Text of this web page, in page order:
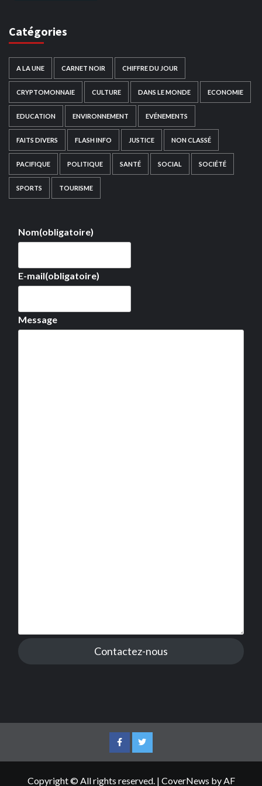
Catégories
A LA UNE CARNET NOIR CHIFFRE DU JOUR
CRYPTOMONNAIE CULTURE DANS LE MONDE ECONOMIE
EDUCATION ENVIRONNEMENT EVÉNEMENTS
FAITS DIVERS FLASH INFO JUSTICE NON CLASSÉ
PACIFIQUE POLITIQUE SANTÉ SOCIAL SOCIÉTÉ
SPORTS TOURISME
Nom(obligatoire)
E-mail(obligatoire)
Message
Contactez-nous
FacebookTwitter
Copyright © All rights reserved. | CoverNews by AF